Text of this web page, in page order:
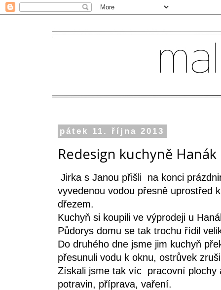
pátek 11. října 2013
Redesign kuchyně Hanák
Jirka s Janou přišli na konci
vyvedenou vodou přesně uprostřed
dřezem.
Kuchyň si koupili ve výprodeji u
Půdorys domu se tak trochu řídil
Do druhého dne jsme jim kuchyň
přesunuli vodu k oknu, ostrůvek
Získali jsme tak víc pracovní plochy
potravin, příprava, vaření.